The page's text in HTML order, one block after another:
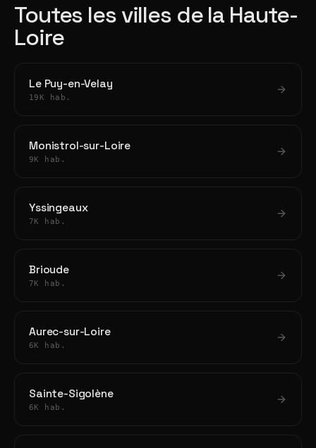
Toutes les villes de la Haute-
Loire
Le Puy-en-Velay
19K hab.
Monistrol-sur-Loire
9K hab.
Yssingeaux
7K hab.
Brioude
7K hab.
Aurec-sur-Loire
6K hab.
Sainte-Sigolène
6K hab.